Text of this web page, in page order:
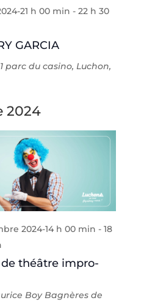
GARCIA
21 h 00 min -22 h 30
1 parc du casino, Luchon,
2024
théâtre impro-
2024-14 h 00 min -18
BoyBagnères de